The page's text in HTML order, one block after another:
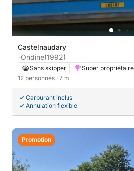
Castelnaudary
-Ondine(1992)
Sans skipper Super propriétaire
12 personnes · 7 m
Carburant inclus
Annulation flexible
Promotion